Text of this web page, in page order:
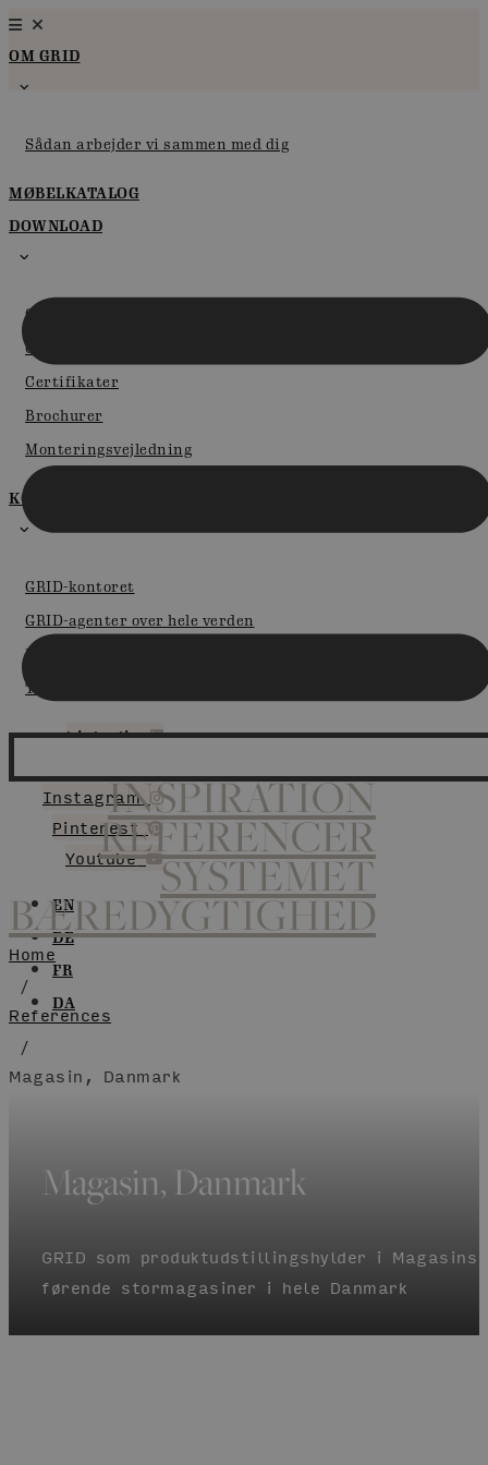
Videre
til
indhold
OM GRID
Sådan arbejder vi sammen med dig
MØBELKATALOG
DOWNLOAD
GRID pCon Katalog
GRID i pCon.planner
Certifikater
Brochurer
Monteringsvejledning
KONTAKT
GRID-kontoret
GRID-agenter over hele verden
Mød os til messer og events
Tilmelding til nyhedsbrev
Linkedin
Instagram
Pinterest
Youtube
EN
DE
FR
DA
INSPIRATION
REFERENCER
SYSTEMET
BÆREDYGTIGHED
Home
/
References
/
Magasin, Danmark
Magasin, Danmark
GRID som produktudstillingshylder i Magasins
førende stormagasiner i hele Danmark